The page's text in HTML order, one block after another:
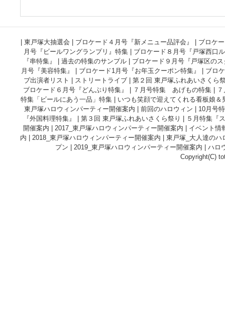
東戸塚大抽選会 ブロケード４月号『新メニュー品評会』
ブロケ
月号『ビールワングランプリ』特集| ブロケード８月号『戸塚西口
『串特集』
過去の特集のサンプル| ブロケード９月号『戸塚区の
月号『美容特集』
ブロケード1月号『お年玉クーポン特集』
ブロ
ブ出演者リスト
ストリートライブ| 第２回 東戸塚ふれあいさくら
ブロケード６月号『どんぶり特集』
７月号特集 あげもの特集|
特集「ビールにあう一品」特集
いつも笑顔で迎えてくれる看板娘＆
東戸塚ハロウィンパーティー開催案内
前回のハロウィン
10月号
『外国料理特集』
第３回 東戸塚ふれあいさくら祭り
５月特集『
開催案内
2017_東戸塚ハロウィンパーティー開催案内
イベント情
内
2018_東戸塚ハロウィンパーティー開催案内
東戸塚_大人達のハ
プン
2019_東戸塚ハロウィンパーティー開催案内
ハロ
Copyright(C)